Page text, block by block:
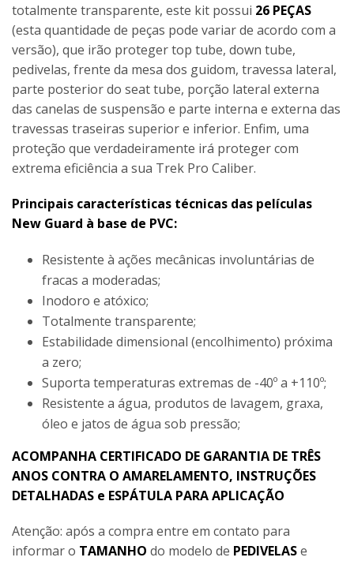
totalmente transparente, este kit possui 26 PEÇAS
(esta quantidade de peças pode variar de acordo com a
versão), que irão proteger top tube, down tube,
pedivelas, frente da mesa dos guidom, travessa lateral,
parte posterior do seat tube, porção lateral externa
das canelas de suspensão e parte interna e externa das
travessas traseiras superior e inferior. Enfim, uma
proteção que verdadeiramente irá proteger com
extrema eficiência a sua Trek Pro Caliber.
Principais características técnicas das películas
New Guard à base de PVC:
Resistente à ações mecânicas involuntárias de
fracas a moderadas;
Inodoro e atóxico;
Totalmente transparente;
Estabilidade dimensional (encolhimento) próxima
a zero;
Suporta temperaturas extremas de -40º a +110º;
Resistente a água, produtos de lavagem, graxa,
óleo e jatos de água sob pressão;
ACOMPANHA CERTIFICADO DE GARANTIA DE TRÊS
ANOS CONTRA O AMARELAMENTO, INSTRUÇÕES
DETALHADAS e ESPÁTULA PARA APLICAÇÃO
Atenção: após a compra entre em contato para
informar o TAMANHO do modelo de PEDIVELASe